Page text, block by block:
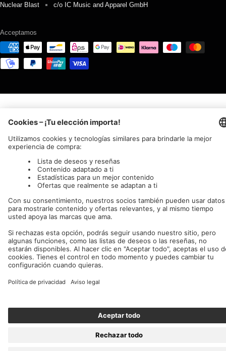
Nuclear Blast c/o IC Music and Apparel GmbH
Acceptamos